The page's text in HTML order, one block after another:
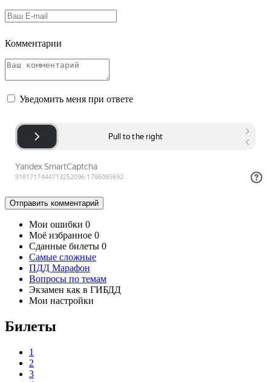
Комментарии
Уведомить меня при ответе
Отправить комментарий
Мои ошибки 0
Моё избранное 0
Сданные билеты 0
Самые сложные
ПДД Марафон
Вопросы по темам
Экзамен как в ГИБДД
Мои настройки
Билеты
1
2
3